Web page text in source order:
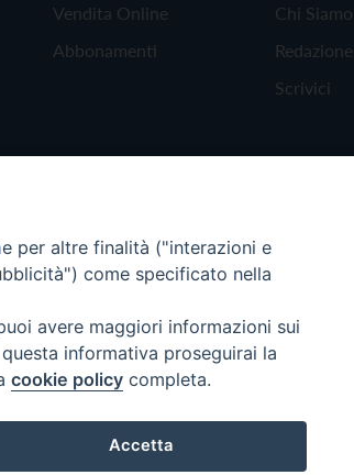
Vendita Online
Abbonamenti
Chi Siamo
Redazione
Scrivici
per altre finalità ("interazioni e
come specificato nella
avere maggiori informazioni sui
informativa proseguirai la
cookie policy completa.
Accetta